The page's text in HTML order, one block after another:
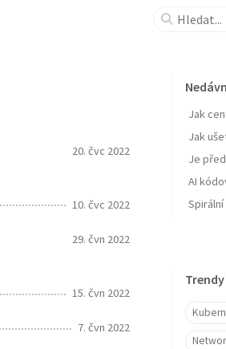
20. čvc 2022
10. čvc 2022
29. čvn 2022
15. čvn 2022
7. čvn 2022